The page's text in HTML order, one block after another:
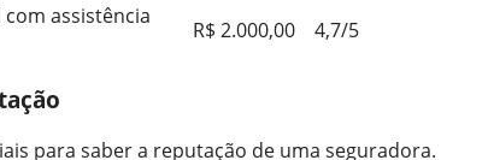
assistência
R$ 2.000,00 4,7/5
para saber a reputação de uma seguradora.